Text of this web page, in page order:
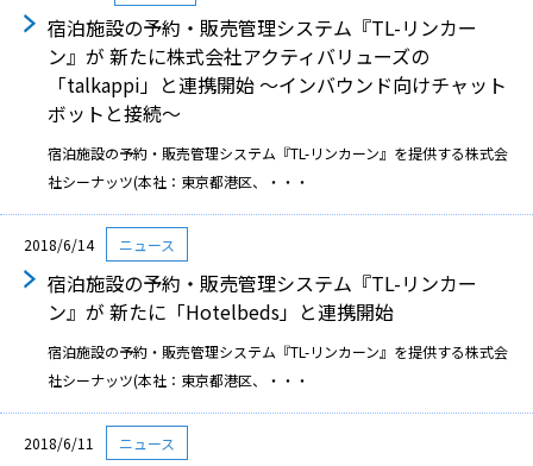
宿泊施設の予約・販売管理システム『TL-リンカー
ン』が 新たに株式会社アクティバリューズの
「talkappi」と連携開始 〜インバウンド向けチャット
ボットと接続〜
宿泊施設の予約・販売管理システム『TL-リンカーン』を提供する株式会
社シーナッツ(本社：東京都港区、・・・
2018/6/14 ニュース
宿泊施設の予約・販売管理システム『TL-リンカー
ン』が 新たに「Hotelbeds」と連携開始
宿泊施設の予約・販売管理システム『TL-リンカーン』を提供する株式会
社シーナッツ(本社：東京都港区、・・・
2018/6/11 ニュース